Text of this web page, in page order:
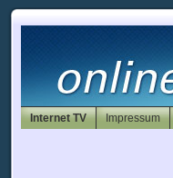
Internet TV Impressum
Schweiz
Slowakei
Slowenien
Spanien